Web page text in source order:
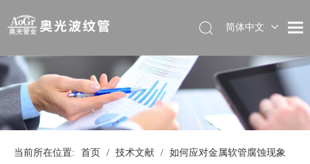
简体中文
当前所在位置: 首页 / 技术文献 / 如何应对金属软管腐蚀现象